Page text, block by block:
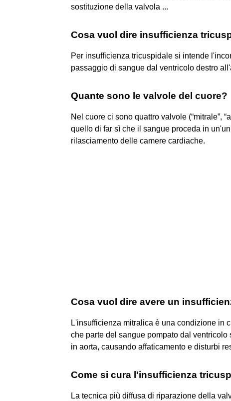
sostituzione della valvola ...
Cosa vuol dire insufficienza
Per insufficienza tricuspidale si intende
passaggio di sangue dal ventricolo destro
Quante sono le valvole del cuore?
Nel cuore ci sono quattro valvole (“mitrale”,
quello di far sì che il sangue proceda in
rilasciamento delle camere cardiache.
Cosa vuol dire avere un
L'insufficienza mitralica è una condizione in
che parte del sangue pompato dal
in aorta, causando affaticamento e disturbi
Come si cura l'insufficienza
La tecnica più diffusa di riparazione della